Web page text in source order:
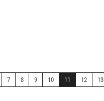
7 8 9 10 11 12 13